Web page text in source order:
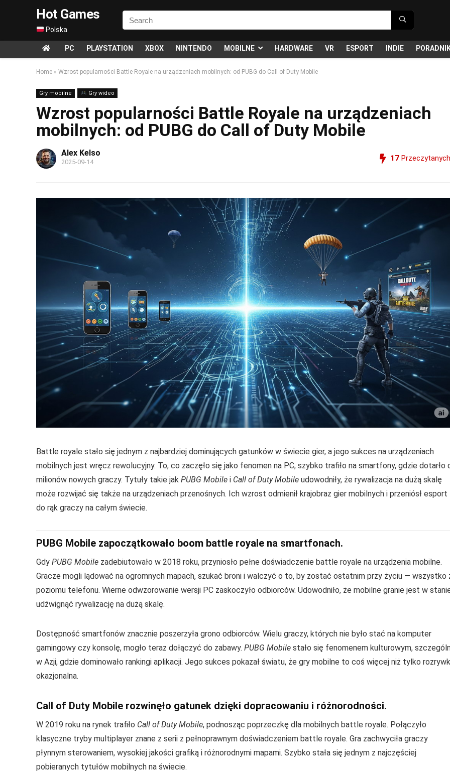
Hot Games
Polska
PC PLAYSTATION XBOX NINTENDO MOBILNE HARDWARE VR ESPORT INDIE
Home » Wzrost popularności Battle Royale na urządzeniach mobilnych: od PUBG do Call of Duty Mobile
Gry mobilne Gry wideo
Wzrost popularności Battle Royale na urządzeniach
mobilnych: od PUBG do Call of Duty Mobile
Alex Kelso
2025-09-14 17 Przeczytanych
Battle royale stało się jednym z najbardziej dominujących gatunków w świecie gier, a jego sukces na urządzeniach
mobilnych jest wręcz rewolucyjny. To, co zaczęło się jako fenomen na PC, szybko trafiło na smartfony, gdzie dotarło
milionów nowych graczy. Tytuły takie jak PUBG Mobile i Call of Duty Mobile udowodniły, że rywalizacja na dużą skalę
może rozwijać się także na urządzeniach przenośnych. Ich wzrost odmienił krajobraz gier mobilnych i przeniósł esport
do rąk graczy na całym świecie.
PUBG Mobile zapoczątkowało boom battle royale na smartfonach.
Gdy PUBG Mobile zadebiutowało w 2018 roku, przyniosło pełne doświadczenie battle royale na urządzenia mobilne.
Gracze mogli lądować na ogromnych mapach, szukać broni i walczyć o to, by zostać ostatnim przy życiu — wszystko
poziomu telefonu. Wierne odwzorowanie wersji PC zaskoczyło odbiorców. Udowodniło, że mobilne granie jest w
udźwignąć rywalizację na dużą skalę.
Dostępność smartfonów znacznie poszerzyła grono odbiorców. Wielu graczy, których nie było stać na komputer
gamingowy czy konsolę, mogło teraz dołączyć do zabawy. PUBG Mobile stało się fenomenem kulturowym,
w Azji, gdzie dominowało rankingi aplikacji. Jego sukces pokazał światu, że gry mobilne to coś więcej niż tylko
okazjonalna.
Call of Duty Mobile rozwinęło gatunek dzięki dopracowaniu i różnorodności.
W 2019 roku na rynek trafiło Call of Duty Mobile, podnosząc poprzeczkę dla mobilnych battle royale. Połączyło
klasyczne tryby multiplayer znane z serii z pełnoprawnym doświadczeniem battle royale. Gra zachwyciła graczy
płynnym sterowaniem, wysokiej jakości grafiką i różnorodnymi mapami. Szybko stała się jednym z najczęściej
pobieranych tytułów mobilnych na świecie.